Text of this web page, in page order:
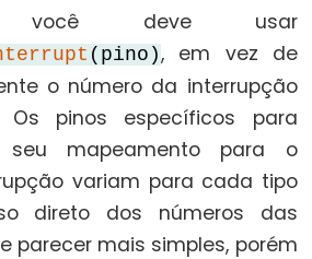
você deve usar
(pino), em vez de
o número da interrupção
pinos específicos para
seu mapeamento para o
variam para cada tipo
direto dos números das
parecer mais simples, porém